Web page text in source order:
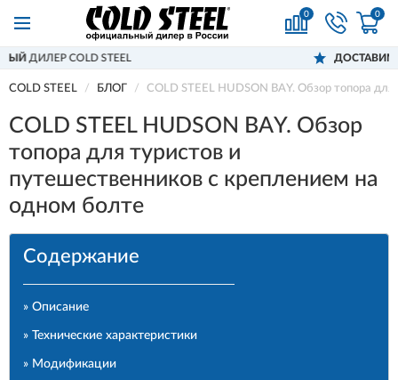
0 0
COLD STEEL БЛОГ COLD STEEL HUDSON BAY. Обзор топора
COLD STEEL HUDSON BAY. Обзор
топора для туристов и
путешественников с креплением на
одном болте
Содержание
» Описание
» Технические характеристики
» Модификации